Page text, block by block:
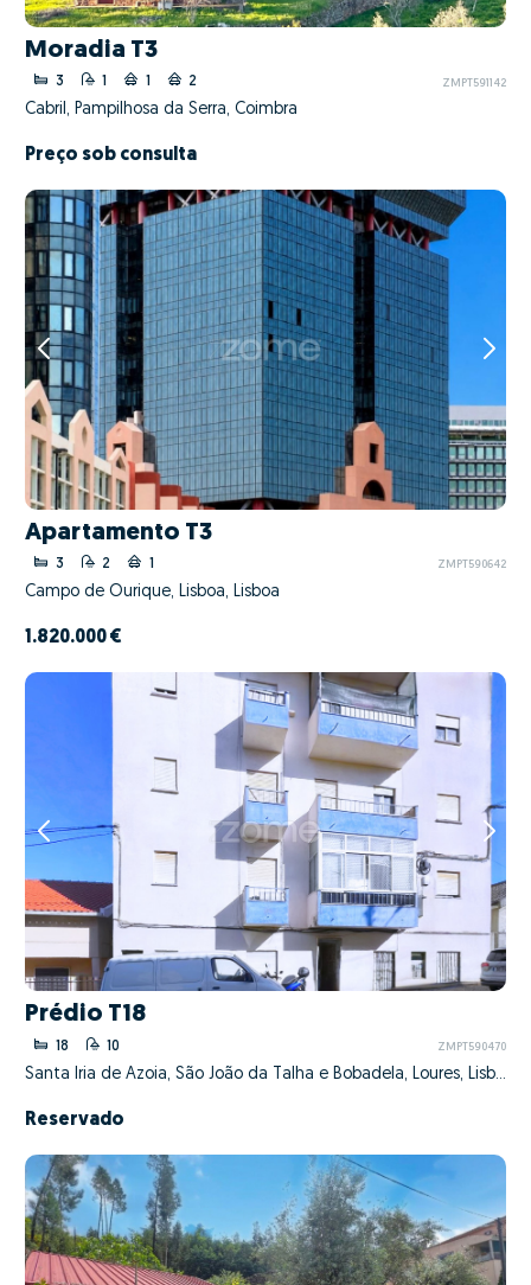
Moradia T3
3 2 ZMPT591142
Cabril, Pampilhosa da Serra, Coimbra
Preço sob consulta
Apartamento T3
3 2 1 ZMPT590642
Campo de Ourique, Lisboa, Lisboa
1.820.000 €
Prédio T18
18 10 ZMPT590470
Santa Iria de Azoia, São João da Talha e Bobadela, Loures, Lisboa
Reservado